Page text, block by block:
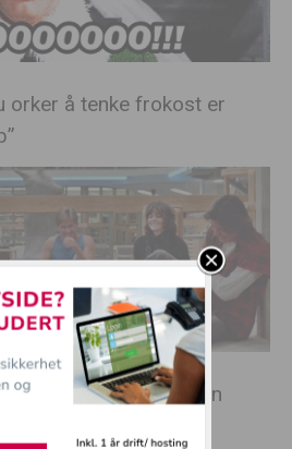
orker å tenke frokost er
til å få deg til å nesten